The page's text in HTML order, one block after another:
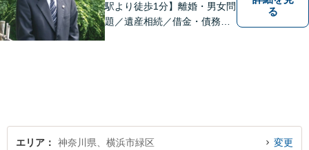
駅より徒歩1分】離婚・男女問
題／遺産相続／借金・債務整
る
エリア 神奈川県、横浜市緑区 変更